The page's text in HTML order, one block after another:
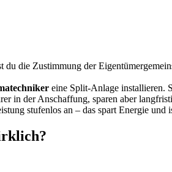
du die Zustimmung der
eine Split-Anlage installieren.
in der Anschaffung, sparen aber
stufenlos an – das spart Energie